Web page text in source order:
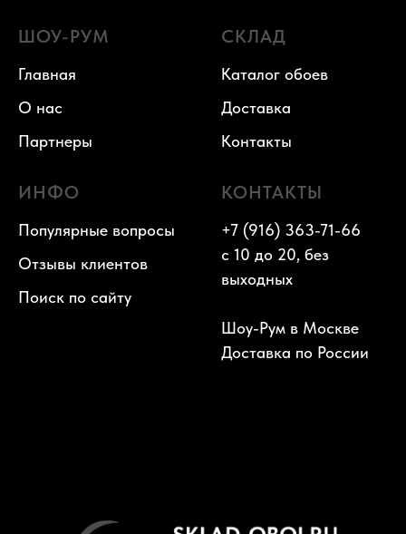
ШОУ-РУМ
Главная
О нас
Партнеры
СКЛАД
Каталог обоев
Доставка
Контакты
ИНФО
Популярные вопросы
Отзывы клиентов
Поиск по сайту
КОНТАКТЫ
+7 (916) 363-71-66
с 10 до 20, без
выходных
Шоу-Рум в Москве
Доставка по России